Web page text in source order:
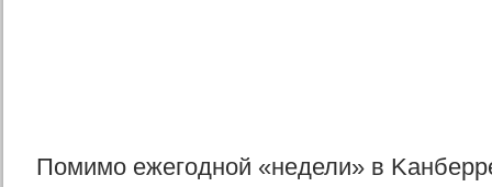
Помимо ежегодной «недели» в